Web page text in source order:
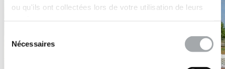
ou qu'ils ont collectées lors de votre utilisation de leurs
Nécessaires